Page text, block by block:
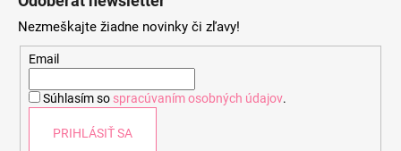
Nezmeškajte žiadne novinky či zľavy!
Email
Súhlasím so spracúvaním osobných údajov.
PRIHLÁSIŤ SA